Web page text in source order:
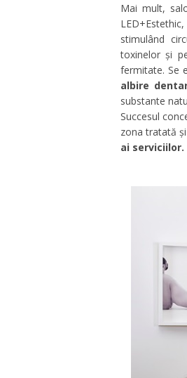
Mai mult,
stimulând
toxinelor și
fermitate. Se
albire
substante
Succesul
zona tratată
ai serviciilor.